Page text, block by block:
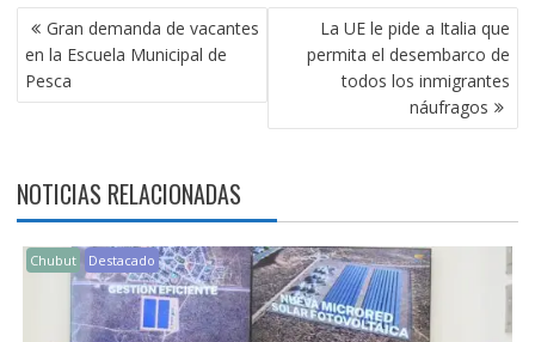
NAVEGACIÓN
DE
ENTRADAS
Gran demanda de vacantes
en la Escuela Municipal de
Pesca
La UE le pide a Italia que
permita el desembarco de
todos los inmigrantes
náufragos
NOTICIAS RELACIONADAS
Chubut Destacado